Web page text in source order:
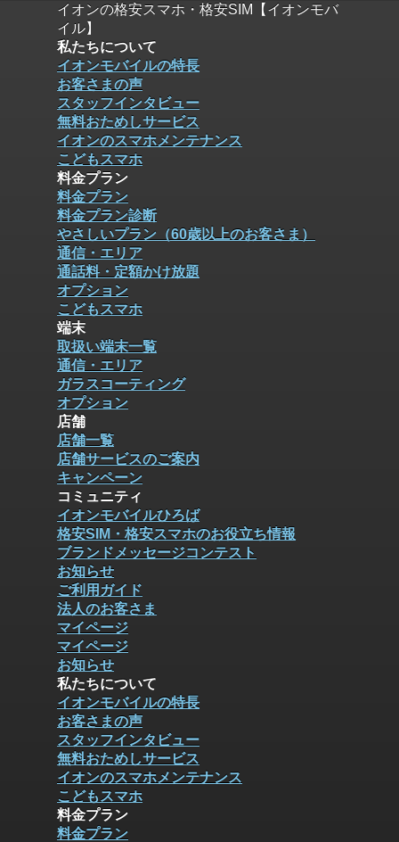
イオンの格安スマホ・格安SIM【イオンモバ
イル】
私たちについて
イオンモバイルの特長
お客さまの声
スタッフインタビュー
無料おためしサービス
イオンのスマホメンテナンス
こどもスマホ
料金プラン
料金プラン
料金プラン診断
やさしいプラン（60歳以上のお客さま）
通信・エリア
通話料・定額かけ放題
オプション
こどもスマホ
端末
取扱い端末一覧
通信・エリア
ガラスコーティング
オプション
店舗
店舗一覧
店舗サービスのご案内
キャンペーン
コミュニティ
イオンモバイルひろば
格安SIM・格安スマホのお役立ち情報
ブランドメッセージコンテスト
お知らせ
ご利用ガイド
法人のお客さま
マイページ
マイページ
お知らせ
私たちについて
イオンモバイルの特長
お客さまの声
スタッフインタビュー
無料おためしサービス
イオンのスマホメンテナンス
こどもスマホ
料金プラン
料金プラン